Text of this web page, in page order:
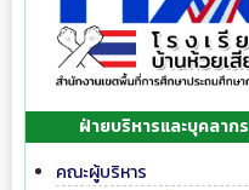
ฝ่ายบริหารและบุคลากร
คณะผู้บริหาร